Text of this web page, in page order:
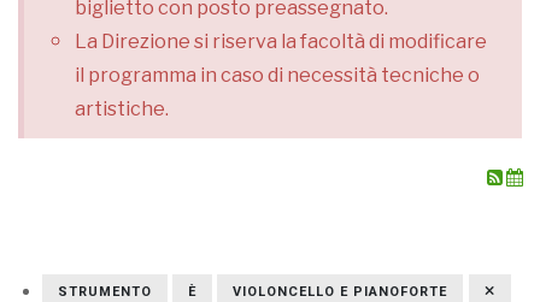
biglietto con posto preassegnato.
La Direzione si riserva la facoltà di modificare
il programma in caso di necessità tecniche o
artistiche.
STRUMENTO È VIOLONCELLO E PIANOFORTE